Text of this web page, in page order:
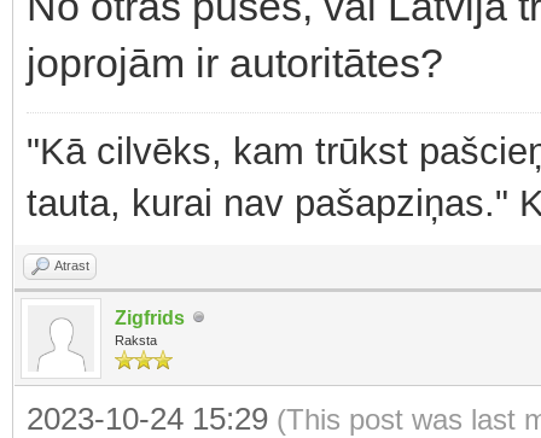
joprojām ir autoritātes?
"Kā cilvēks, kam trūkst
tauta, kurai nav pašapziņas."
Atrast
Zigfrids
Raksta
2023-10-24 15:29 (This post was last